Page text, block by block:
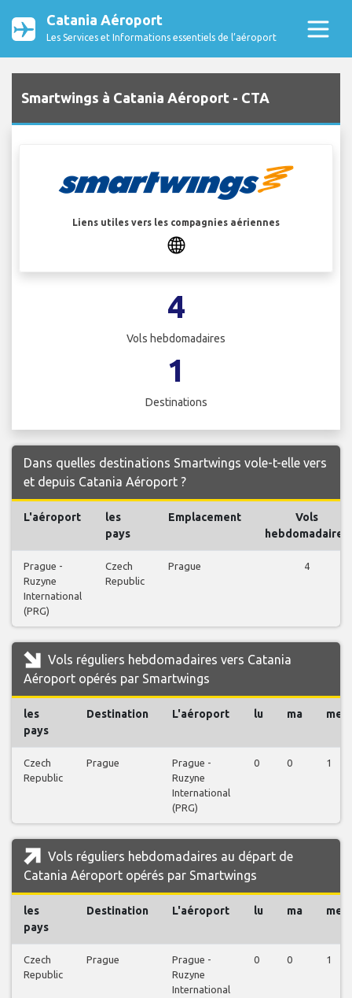
Catania Aéroport
Les Services et Informations essentiels de l’aéroport
Smartwings à Catania Aéroport - CTA
Liens utiles vers les compagnies aériennes
4
Vols hebdomadaires
1
Destinations
Dans quelles destinations Smartwings vole-t-elle vers
et depuis Catania Aéroport ?
L'aéroport
les
pays
Emplacement
Vols
hebdomadaires
Prague -
Ruzyne
International
(PRG)
Czech
Republic
Prague 4
Vols réguliers hebdomadaires vers Catania
Aéroport opérés par Smartwings
les
pays
Destination L'aéroport lu ma me
Czech
Republic
Prague
Prague -
Ruzyne
International
(PRG)
0 0 1
Vols réguliers hebdomadaires au départ de
Catania Aéroport opérés par Smartwings
les
pays
Destination L'aéroport lu ma me
Czech
Republic
Prague
Prague -
Ruzyne
International
0 0 1